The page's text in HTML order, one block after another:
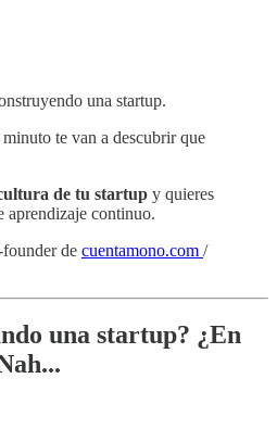
una startup.
te van a descubrir que
de tu startup y quieres
aprendizaje continuo.
de cuentamono.com /
una startup? ¿En